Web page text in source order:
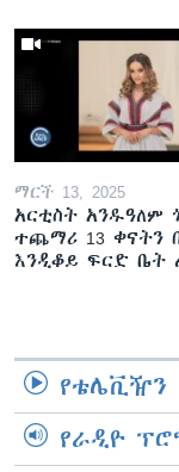
ማርች 13, 2025
አርቲስት አንዱዓለም
ተጨማሪ 13 ቀናትን
እንዲቆይ ፍርድ ቤት
የቴሌቪዥን
የራዲዮ